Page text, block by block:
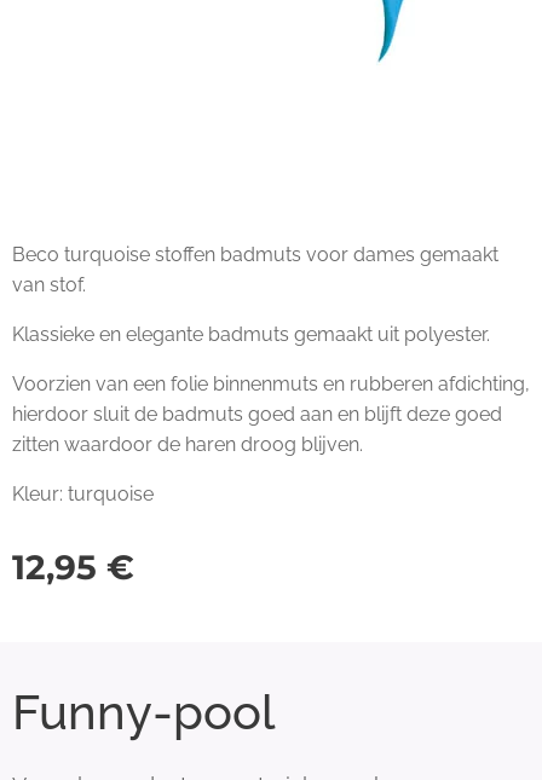
Beco turquoise stoffen badmuts voor dames gemaakt
van stof.
Klassieke en elegante badmuts gemaakt uit polyester.
Voorzien van een folie binnenmuts en rubberen afdichting,
hierdoor sluit de badmuts goed aan en blijft deze goed
zitten waardoor de haren droog blijven.
Kleur: turquoise
12,95 €
Funny-pool